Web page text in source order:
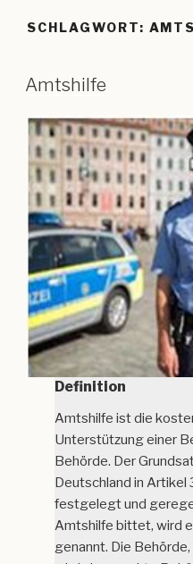
SCHLAGWORT:
Amtshilfe
Definition
Amtshilfe ist die
Unterstützung einer
Behörde. Der
Deutschland in
festgelegt und
Amtshilfe bittet, wird
genannt. Die